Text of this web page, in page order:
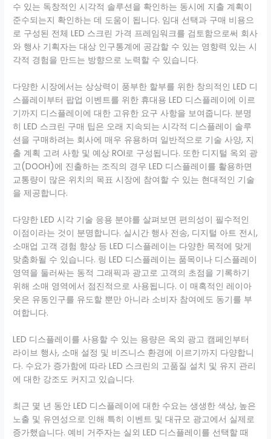
수 있는 독창적인 시각적 솔루션을 확인하는 동시에 지출 계획이
준수되는지 확인하는 데 도움이 됩니다. 임대 선택과 구매 비용으
로 구성된 전체 LED 스크린 가격 프레임워크를 검토함으로써 회사
와 행사 기획자는 대상 인구통계에 공감할 수 있는 영향력 있는 시
각적 경험을 만드는 방향으로 노력할 수 있습니다.
다양한 시장에서는 상상력이 풍부한 할부를 위한 창의적인 LED 디
스플레이부터 팝업 이벤트를 위한 휴대용 LED 디스플레이에 이르
기까지 디스플레이에 대한 고유한 요구 사항을 보여줍니다. 분명
히 LED 스크린 구매 팁은 오래 지속되는 시각적 디스플레이 솔루
션을 구매하려는 회사에 매우 유용하며 일반적으로 기술 사양, 지
출 계획 고려 사항 및 예상 ROI로 구성됩니다. 또한 디지털 옥외 광
고(DOOH)에 진출하는 조직의 경우 LED 디스플레이를 활용하면
교통량이 많은 위치의 목표 시장에 참여할 수 있는 현대적인 기술
을 제공합니다.
다양한 LED 시각 기술 응용 분야를 살펴보면 편의성이 필수적인
이점이라는 것이 분명합니다. 실시간 행사 전송, 디지털 아트 전시,
소매업 고객 경험 향상 등 LED 디스플레이는 다양한 목적에 맞게
맞춤화될 수 있습니다. 링 LED 디스플레이는 품목이나 디스플레이
영역을 둘러싸는 동적 그래픽과 광고로 고객의 초점을 기록하기
위해 소매 영역에서 점진적으로 사용됩니다. 이 매혹적인 레이아
웃은 유동인구를 유도할 뿐만 아니라 소비자 참여에도 동기를 부
여합니다.
LED 디스플레이를 사용할 수 있는 용량은 옥외 광고 캠페인부터
라이브 행사, 소매 설정 및 비즈니스 환경에 이르기까지 다양합니
다. 수요가 증가함에 따라 LED 스크린의 고품질 설치 및 유지 관리
에 대한 강조도 커지고 있습니다.
최근 몇 년 동안 LED 디스플레이에 대한 수요는 생생한 색상, 높은
노출 및 유연성으로 인해 특히 이벤트 및 대규모 광고에서 실제로
증가했습니다. 예비 거주자는 실외 LED 디스플레이를 선택할 때